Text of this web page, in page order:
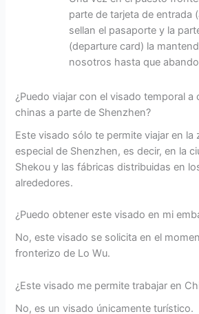
parte de tarjeta de entrada
sellan el pasaporte y la
(departure card) la
nosotros hasta que
¿Puedo viajar con el visado temporal a
chinas a parte de Shenzhen?
Este visado sólo te permite viajar en la
especial de Shenzhen, es decir, en la
Shekou y las fábricas distribuidas en
alrededores.
¿Puedo obtener este visado en mi
No, este visado se solicita en el
fronterizo de Lo Wu.
¿Este visado me permite trabajar en
No, es un visado únicamente turístico.